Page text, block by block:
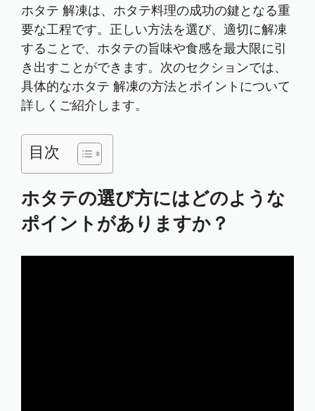
ホタテ 解凍は、ホタテ料理の成功の鍵となる重
要な工程です。正しい方法を選び、適切に解凍
することで、ホタテの旨味や食感を最大限に引
き出すことができます。次のセクションでは、
具体的なホタテ 解凍の方法とポイントについて
詳しくご紹介します。
目次
ホタテの選び方にはどのような
ポイントがありますか？